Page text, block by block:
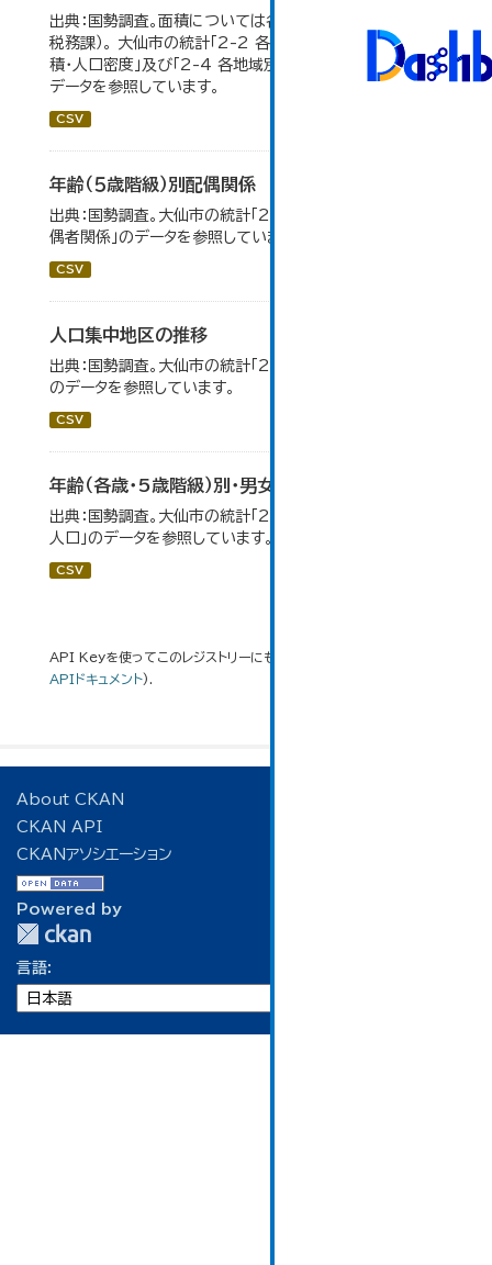
出典：国勢調査。面積については各年１月１日時点（大仙市
税務課）。 大仙市の統計「2-2 各地域別人口・人口増減・面
積・人口密度」及び「2-4 各地域別人口・世帯数の推移」の
データを参照しています。
CSV
年齢（５歳階級）別配偶関係
出典：国勢調査。大仙市の統計「2-12 年齢（5歳階級）別配
偶者関係」のデータを参照しています。
CSV
人口集中地区の推移
出典：国勢調査。大仙市の統計「2-3 人口集中地区の推移」
のデータを参照しています。
CSV
年齢（各歳・5歳階級）別・男女別人口
出典：国勢調査。大仙市の統計「2-1 年齢（各歳）別・男女別
人口」のデータを参照しています。
CSV
API Keyを使ってこのレジストリーにもアクセス可能です
APIドキュメント).
About CKAN
CKAN API
CKANアソシエーション
Powered by
言語